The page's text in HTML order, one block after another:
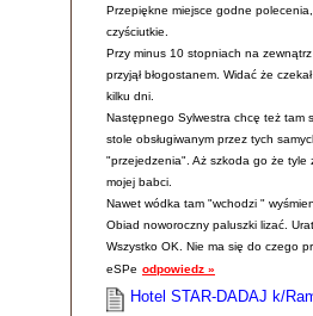
Przepiękne miejsce godne
czyściutkie.
Przy minus 10 stopniach na
przyjął błogostanem. Widać że
kilku dni.
Następnego Sylwestra chcę też tam
stole obsługiwanym przez tych
"przejedzenia". Aż szkoda go że tyle
mojej babci.
Nawet wódka tam "wchodzi "
Obiad noworoczny paluszki lizać.
Wszystko OK. Nie ma się do czego
eSPe odpowiedz »
Hotel STAR-DADAJ k/